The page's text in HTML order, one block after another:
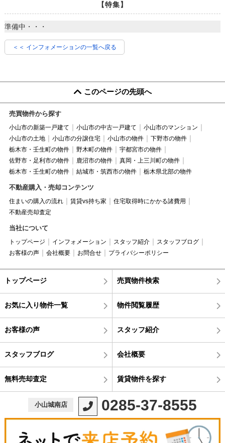
【特集】
準備中・・・
＜＜ インフォメーションの一覧へ戻る
このページの先頭へ
売買物件から探す
小山市の新築一戸建て 小山市の中古一戸建て
小山市のマンション
小山市の土地
小山市の分譲住宅 小山市の物件
下野市の物件
栃木市・壬生町の物件
野木町の物件
宇都宮市の物件
佐野市・足利市の物件
鹿沼市の物件
真岡・上三川町の物件
栃木市・壬生町の物件
結城市・筑西市の物件 栃木県北部の物件
不動産購入・売却コンテンツ
住まいの購入の流れ 賃貸vs持ち家
住宅取得時にかかる諸費用
不動産売却査定
当社について
トップページ インフォメーション スタッフ紹介
スタッフブログ
お客様の声
会社概要 お問合せ プライバシーポリシー
トップページ 売買物件検索
お気に入り物件一覧 物件閲覧履歴
お客様の声 スタッフ紹介
スタッフブログ 会社概要
無料売却査定 賃貸物件を探す
小山城南店 0285-37-8555